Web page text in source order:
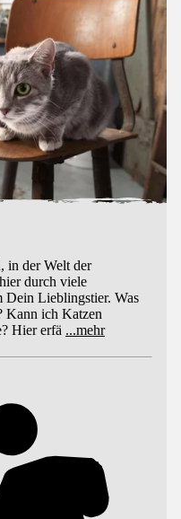
in der Welt der
durch viele
Dein Lieblingstier. Was
Kann ich Katzen
Hier erfä ...mehr